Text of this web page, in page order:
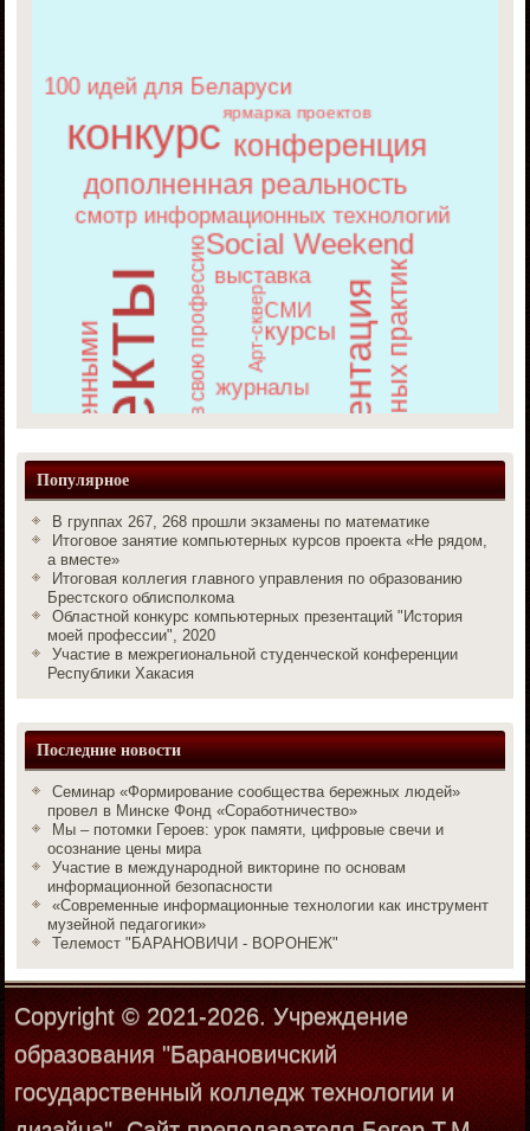
Популярное
В группах 267, 268 прошли экзамены по математике
Итоговое занятие компьютерных курсов проекта «Не рядом,
а вместе»
Итоговая коллегия главного управления по образованию
Брестского облисполкома
Областной конкурс компьютерных презентаций "История
моей профессии", 2020
Участие в межрегиональной студенческой конференции
Республики Хакасия
Последние новости
Семинар «Формирование сообщества бережных людей»
провел в Минске Фонд «Соработничество»
Мы – потомки Героев: урок памяти, цифровые свечи и
осознание цены мира
Участие в международной викторине по основам
информационной безопасности
«Современные информационные технологии как инструмент
музейной педагогики»
Телемост "БАРАНОВИЧИ - ВОРОНЕЖ"
Copyright © 2021-2026. Учреждение
образования "Барановичский
государственный колледж технологии и